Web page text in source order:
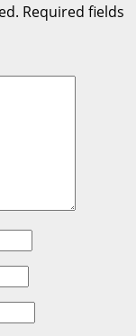
Required fields